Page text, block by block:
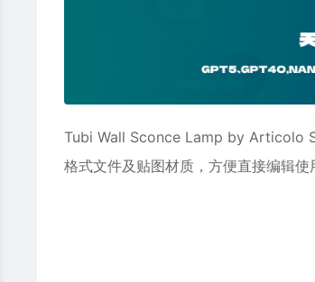
Tubi Wall Sconce Lamp by Articolo
格式文件及贴图材质，方便直接编辑使